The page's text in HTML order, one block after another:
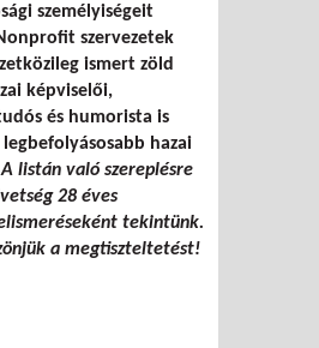
személyiségeit
szervezetek
ismert zöld
képviselői,
és humorista is
legbefolyásosabb hazai
A listán való szereplésre
28 éves
tekintünk.
a megtiszteltetést!